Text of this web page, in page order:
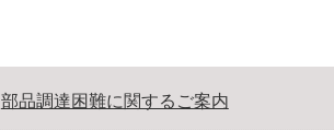
部品調達困難に関するご案内